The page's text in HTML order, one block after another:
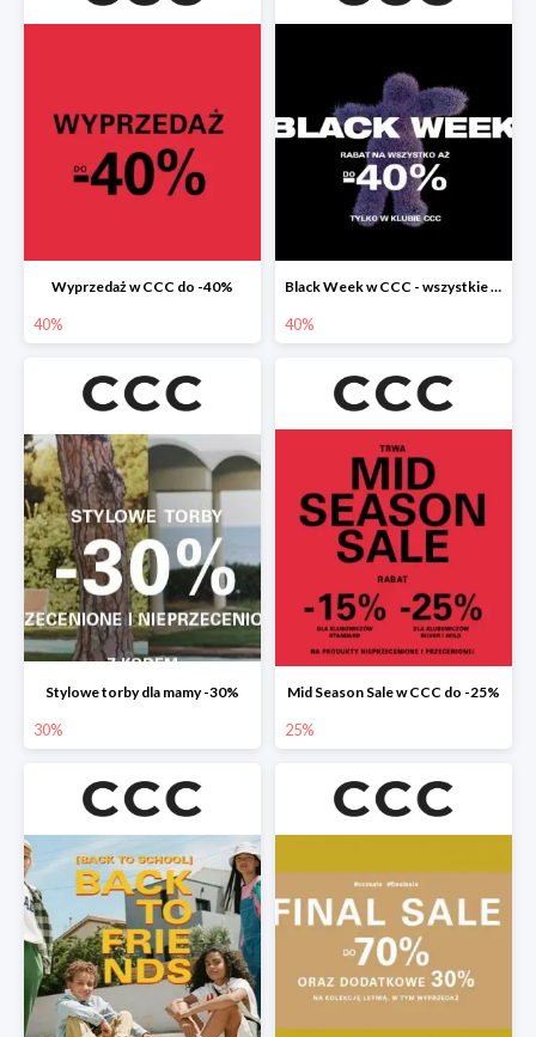
Wyprzedaż w CCC do -40%
40%
Black Week w CCC - wszystkie produkty do -40%
40%
Stylowe torby dla mamy -30%
30%
Mid Season Sale w CCC do -25%
25%